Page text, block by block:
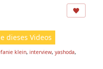
ic
n:
dieses Videos
klein, interview, yashoda,